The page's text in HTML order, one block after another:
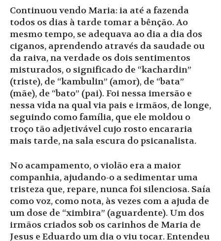
Continuou vendo Maria: ia até a fazenda
todos os dias à tarde tomar a bênção. Ao
mesmo tempo, se adequava ao dia a dia dos
ciganos, aprendendo através da saudade ou
da raiva, na verdade os dois sentimentos
misturados, o significado de “kachardin”
(triste), de “kambulin” (amor), de “bata”
(mãe), de “bato” (pai). Foi nessa imersão e
nessa vida na qual via pais e irmãos, de longe,
seguindo como família, que ele moldou o
troço tão adjetivável cujo rosto encararia
mais tarde, na sala escura do psicanalista.
No acampamento, o violão era a maior
companhia, ajudando-o a sedimentar uma
tristeza que, repare, nunca foi silenciosa. Saía
como voz, como nota, às vezes com a ajuda de
um dose de “ximbira” (aguardente). Um dos
irmãos criados sob os carinhos de Maria de
Jesus e Eduardo um dia o viu tocar. Entendeu